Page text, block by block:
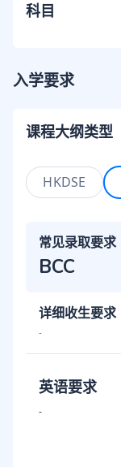
科目
入学要求
课程大纲类型
HKDSE
常见录取要求
BCC
详细收生要求
-
英语要求
-